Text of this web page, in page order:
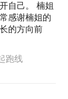
自己。 楠姐
感谢楠姐的
的方向前
跑线